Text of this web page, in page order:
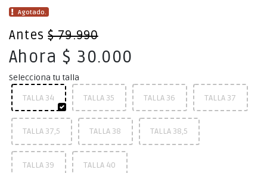
Agotado.
Antes$ 79.990
Ahora $ 30.000
Selecciona tu talla
TALLA 34
TALLA 35 TALLA 36 TALLA 37
TALLA 37,5 TALLA 38 TALLA 38,5
TALLA 39 TALLA 40